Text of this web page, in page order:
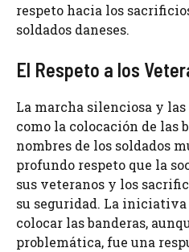
respeto hacia los
soldados daneses.
El Respeto a los
La marcha silenciosa y
como la colocación de las
nombres de los soldados
profundo respeto que la
sus veteranos y los
su seguridad. La iniciativa
colocar las banderas,
problemática, fue una